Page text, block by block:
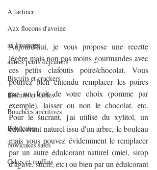
A tartiner
Aux flocons d'avoine
au Fromage
autres petits déjeuners
Biscuits et crackers
Biscuits et sablés
Bouchées apéritives
Bowlcakes
bowlcakes salés
Cakes et muffins
Aujourd'hui, je vous propose une recette
légère mais non pas moins gourmandes avec
ces petits clafoutis poire/chocolat. Vous
pourrez bien entendu remplacer les poires
par un fruit de votre choix (pomme par
exemple), laisser ou non le chocolat, etc.
Pour le sucrant, j'ai utilisé du xylitol, un
édulcorant naturel issu d'un arbre, le bouleau
mais vous pouvez évidemment le remplacer
par un autre édulcorant naturel (miel, sirop
d'agave, sucre, etc) ou bien par un édulcorant